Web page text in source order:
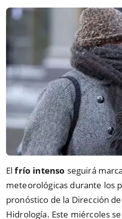
Elfrío intenso seguirá
meteorológicas durante los
pronóstico de la Dirección
Hidrología. Este miércoles